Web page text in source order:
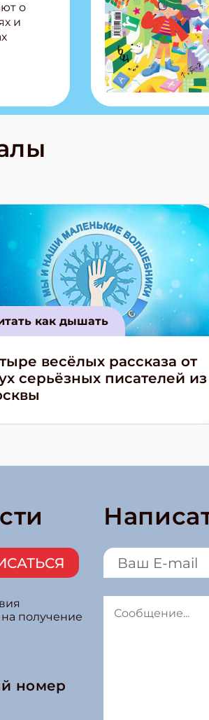
о
и
и
как дышать
весёлых рассказа от
серьёзных писателей из
получение
номер